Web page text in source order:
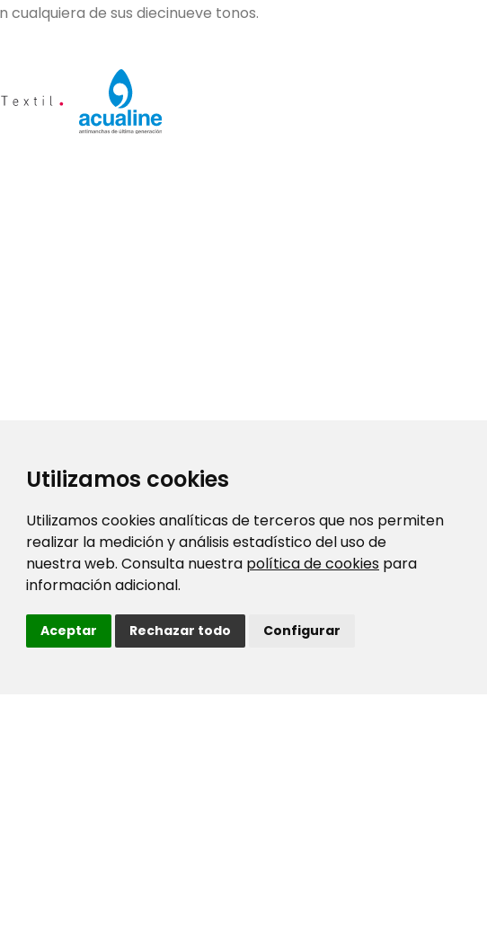
Utilizamos cookies
Utilizamos cookies analíticas de terceros que nos permiten
realizar la medición y análisis estadístico del uso de
nuestra web. Consulta nuestra política de cookies para
información adicional.
Aceptar Rechazar todo Configurar
cualquiera de sus diecinueve tonos.